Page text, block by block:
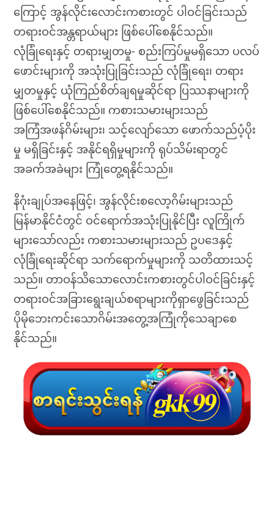
ကြောင့် အွန်လိုင်းလောင်းကစားတွင် ပါဝင်ခြင်းသည်
တရားဝင်အန္တရာယ်များ ဖြစ်ပေါ်စေနိုင်သည်။
လုံခြုံရေးနှင့် တရားမျှတမှု- စည်းကြပ်မှုမရှိသော ပလပ်
ဖောင်းများကို အသုံးပြုခြင်းသည် လုံခြုံရေး၊ တရား
မျှတမှုနှင့် ယုံကြည်စိတ်ချရမှုဆိုင်ရာ ပြဿနာများကို
ဖြစ်ပေါ်စေနိုင်သည်။ ကစားသမားများသည်
အကြံအဖန်ဂိမ်းများ၊ သင့်လျော်သော ဖောက်သည်ပံ့ပိုး
မှု မရှိခြင်းနှင့် အနိုင်ရရှိမှုများကို ရုပ်သိမ်းရာတွင်
အခက်အခဲများ ကြုံတွေ့ရနိုင်သည်။
နိဂုံးချုပ်အနေဖြင့်၊ အွန်လိုင်းစလော့ဂိမ်းများသည်
မြန်မာနိုင်ငံတွင် ဝင်ရောက်အသုံးပြုနိုင်ပြီး လူကြိုက်
များသော်လည်း ကစားသမားများသည် ဥပဒေနှင့်
လုံခြုံရေးဆိုင်ရာ သက်ရောက်မှုများကို သတိထားသင့်
သည်။ တာဝန်သိသောလောင်းကစားတွင်ပါဝင်ခြင်းနှင့်
တရားဝင်အခြားရွေးချယ်စရာများကိုရှာဖွေခြင်းသည်
ပိုမိုဘေးကင်းသောဂိမ်းအတွေ့အကြုံကိုသေချာစေ
နိုင်သည်။